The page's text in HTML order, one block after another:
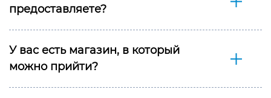
предоставляете?
У вас есть магазин, в который
можно прийти?
Согласен cполитикой